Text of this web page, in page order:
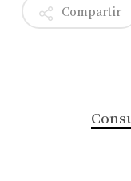
Compartir